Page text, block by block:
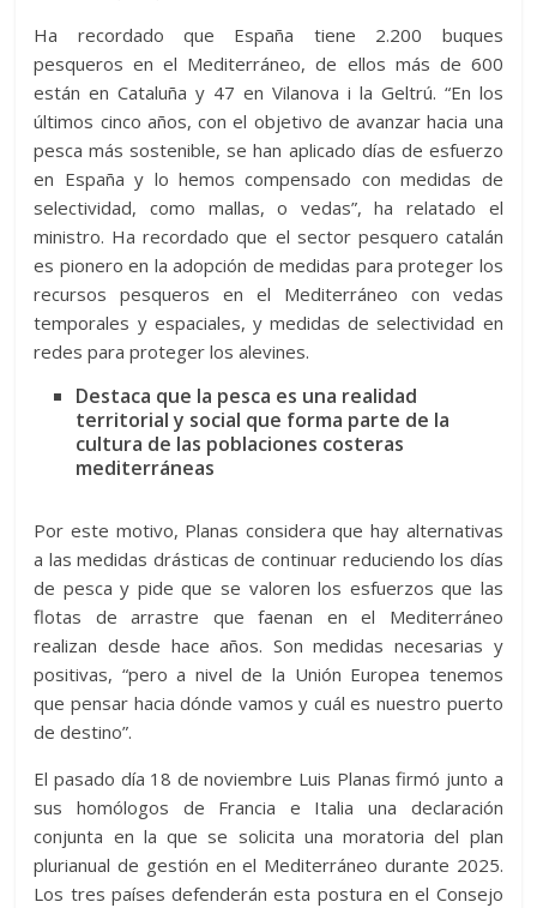
Ha recordado que España tiene 2.200 buques
pesqueros en el Mediterráneo, de ellos más de 600
están en Cataluña y 47 en Vilanova i la Geltrú. “En los
últimos cinco años, con el objetivo de avanzar hacia una
pesca más sostenible, se han aplicado días de esfuerzo
en España y lo hemos compensado con medidas de
selectividad, como mallas, o vedas”, ha relatado el
ministro. Ha recordado que el sector pesquero catalán
es pionero en la adopción de medidas para proteger los
recursos pesqueros en el Mediterráneo con vedas
temporales y espaciales, y medidas de selectividad en
redes para proteger los alevines.
Destaca que la pesca es una realidad
territorial y social que forma parte de la
cultura de las poblaciones costeras
mediterráneas
Por este motivo, Planas considera que hay alternativas
a las medidas drásticas de continuar reduciendo los días
de pesca y pide que se valoren los esfuerzos que las
flotas de arrastre que faenan en el Mediterráneo
realizan desde hace años. Son medidas necesarias y
positivas, “pero a nivel de la Unión Europea tenemos
que pensar hacia dónde vamos y cuál es nuestro puerto
de destino”.
El pasado día 18 de noviembre Luis Planas firmó junto a
sus homólogos de Francia e Italia una declaración
conjunta en la que se solicita una moratoria del plan
plurianual de gestión en el Mediterráneo durante 2025.
Los tres países defenderán esta postura en el Consejo